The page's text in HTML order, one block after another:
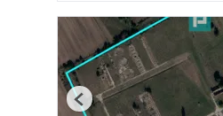
Previous